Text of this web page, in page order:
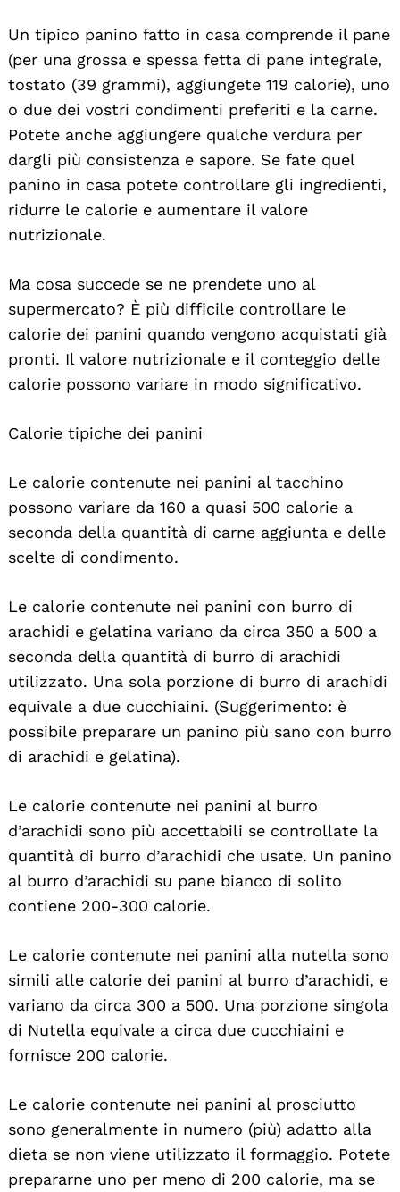
Un tipico panino fatto in casa comprende il pane
(per una grossa e spessa fetta di pane integrale,
tostato (39 grammi), aggiungete 119 calorie), uno
o due dei vostri condimenti preferiti e la carne.
Potete anche aggiungere qualche verdura per
dargli più consistenza e sapore. Se fate quel
panino in casa potete controllare gli ingredienti,
ridurre le calorie e aumentare il valore
nutrizionale.
Ma cosa succede se ne prendete uno al
supermercato? È più difficile controllare le
calorie dei panini quando vengono acquistati già
pronti. Il valore nutrizionale e il conteggio delle
calorie possono variare in modo significativo.
Calorie tipiche dei panini
Le calorie contenute nei panini al tacchino
possono variare da 160 a quasi 500 calorie a
seconda della quantità di carne aggiunta e delle
scelte di condimento.
Le calorie contenute nei panini con burro di
arachidi e gelatina variano da circa 350 a 500 a
seconda della quantità di burro di arachidi
utilizzato. Una sola porzione di burro di arachidi
equivale a due cucchiaini. (Suggerimento: è
possibile preparare un panino più sano con burro
di arachidi e gelatina).
Le calorie contenute nei panini al burro
d’arachidi sono più accettabili se controllate la
quantità di burro d’arachidi che usate. Un panino
al burro d’arachidi su pane bianco di solito
contiene 200-300 calorie.
Le calorie contenute nei panini alla nutella sono
simili alle calorie dei panini al burro d’arachidi, e
variano da circa 300 a 500. Una porzione singola
di Nutella equivale a circa due cucchiaini e
fornisce 200 calorie.
Le calorie contenute nei panini al prosciutto
sono generalmente in numero (più) adatto alla
dieta se non viene utilizzato il formaggio. Potete
prepararne uno per meno di 200 calorie, ma se